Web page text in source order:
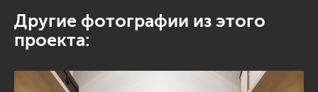
Другие фотографии из этого
проекта: